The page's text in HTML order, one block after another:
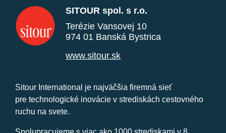
SITOUR spol. s r.o.
Terézie Vansovej 10
974 01 Banská Bystrica
www.sitour.sk
Sitour International je najväčšia firemná sieť
pre technologické inovácie v strediskách cestovného
ruchu na svete.